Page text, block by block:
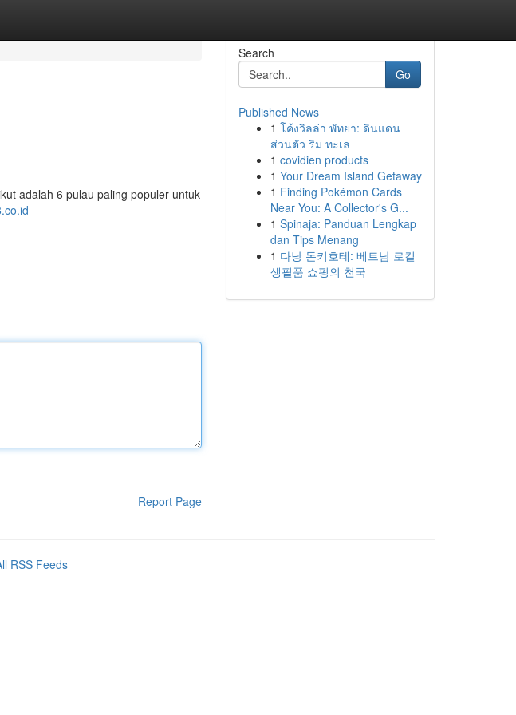
adalah 6 pulau paling populer untuk
Report Page
Search
Go
Published News
1 โค้งวิลล่า พัทยา: ดินแดน
ส่วนตัว ริม ทะเล
1 covidien products
1 Your Dream Island Getaway
1 Finding Pokémon Cards
Near You: A Collector's G...
1 Spinaja: Panduan Lengkap
dan Tips Menang
1 다낭 돈키호테: 베트남 로컬
생필품 쇼핑의 천국
RSS Feeds